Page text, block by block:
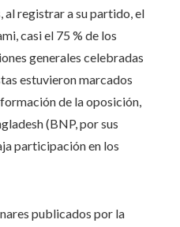
registrar a su partido, el
casi el 75 % de los
generales celebradas
estuvieron marcados
de la oposición,
(BNP, por sus
participación en los
publicados por la